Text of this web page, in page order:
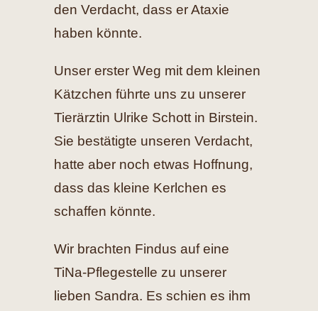
den Verdacht, dass er Ataxie
haben könnte.
Unser erster Weg mit dem kleinen
Kätzchen führte uns zu unserer
Tierärztin Ulrike Schott in Birstein.
Sie bestätigte unseren Verdacht,
hatte aber noch etwas Hoffnung,
dass das kleine Kerlchen es
schaffen könnte.
Wir brachten Findus auf eine
TiNa-Pflegestelle zu unserer
lieben Sandra. Es schien es ihm